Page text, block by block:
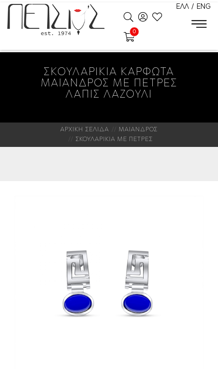
ΕΛΛ / ENG
0
ΣΚΟΥΛΑΡΙΚΙΑ ΚΑΡΦΩΤΑ
ΜΑΙΑΝΔΡΟΣ ΜΕ ΠΕΤΡΕΣ
ΛΑΠΙΣ ΛΑΖΟΥΛΙ
ΑΡΧΙΚΗ ΣΕΛΙΔΑ
ΜΑΙΑΝΔΡΟΣ
ΣΚΟΥΛΑΡΙΚΙΑ ΜΕ ΠΕΤΡΕΣ